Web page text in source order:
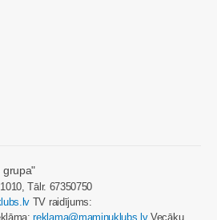
grupa"
Tālr. 67350750
TV raidījums:
reklama@maminuklubs.lvVecāku